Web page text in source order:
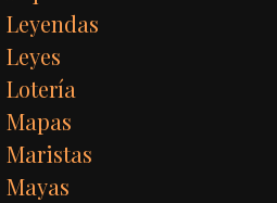
Leyendas
Leyes
Lotería
Mapas
Maristas
Mayas